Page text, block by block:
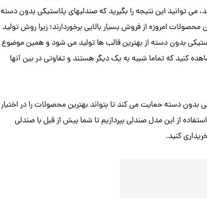
توانید این نتیجه را بگیرید که صندلیهای پلاستیکی بدون دسته
امروزه از فروش بسیار بالایی برخوردارند؛ زیرا روش تولید
بدون دسته از بهترین قالب ها تولید می شود و همین موضوع
کنید که تماما شبیه به یک دیگر هستند و تفاوتی در بین آنها
بدون دسته حمایت می کند تا بتواند بهترین محصولات را در اختیار
از این مدل صندلی بپردازیم تا شما بیش از قبل با صندلی
کنید.